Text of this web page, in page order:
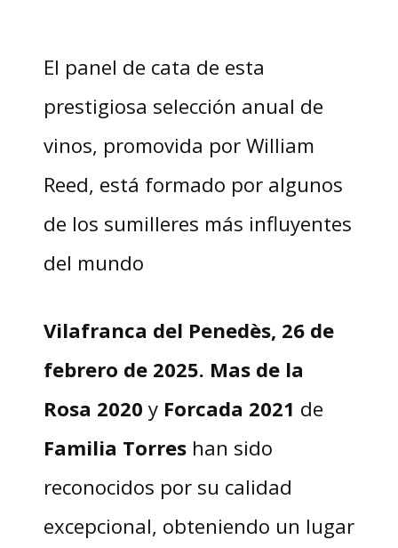
El panel de cata de esta
prestigiosa selección anual de
vinos, promovida por William
Reed, está formado por algunos
de los sumilleres más influyentes
del mundo
Vilafranca del Penedès, 26 de
febrero de 2025. Mas de la
Rosa 2020 y Forcada 2021 de
Familia Torres han sido
reconocidos por su calidad
excepcional, obteniendo un lugar